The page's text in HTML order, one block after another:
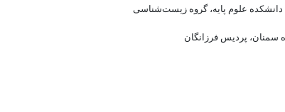
دانشکده علوم پایه، گروه زیست‌شناسی
سمنان، پردیس فرزانگان